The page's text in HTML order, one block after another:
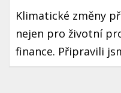
Klimatické změny
nejen pro životní
finance. Připravili
jak se vypořádat s